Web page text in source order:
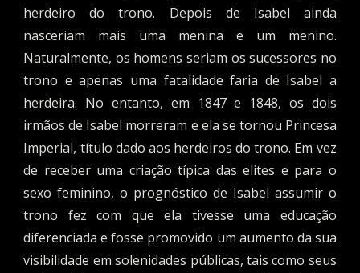
herdeiro do trono. Depois de Isabel ainda
nasceriam mais uma menina e um menino.
Naturalmente, os homens seriam os sucessores no
trono e apenas uma fatalidade faria de Isabel a
herdeira. No entanto, em 1847 e 1848, os dois
irmãos de Isabel morreram e ela se tornou Princesa
Imperial, título dado aos herdeiros do trono. Em vez
de receber uma criação típica das elites e para o
sexo feminino, o prognóstico de Isabel assumir o
trono fez com que ela tivesse uma educação
diferenciada e fosse promovido um aumento da sua
visibilidade em solenidades públicas, tais como seus